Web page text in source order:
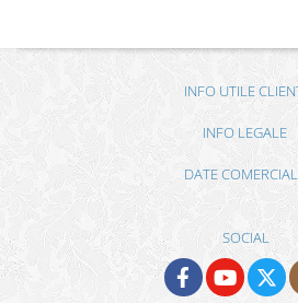
INFO UTILE
INFO LEGALE
DATE
SOCIAL